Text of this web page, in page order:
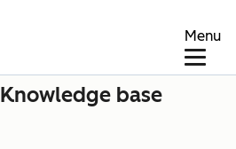
Menu
Knowledge base